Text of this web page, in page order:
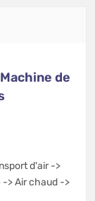
de
d'air ->
-> Air chaud ->